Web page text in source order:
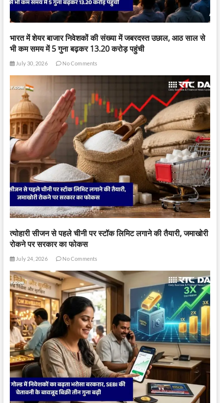
भारत में शेयर बाजार निवेशकों की संख्या में जबरदस्त उछाल, आठ साल से
भी कम समय में 5 गुना बढ़कर 13.20 करोड़ पहुंची
July 30, 2026 No Comments
त्योहारी सीजन से पहले चीनी पर स्टॉक लिमिट लगाने की तैयारी, जमाखोरी
रोकने पर सरकार का फोकस
July 24, 2026 No Comments